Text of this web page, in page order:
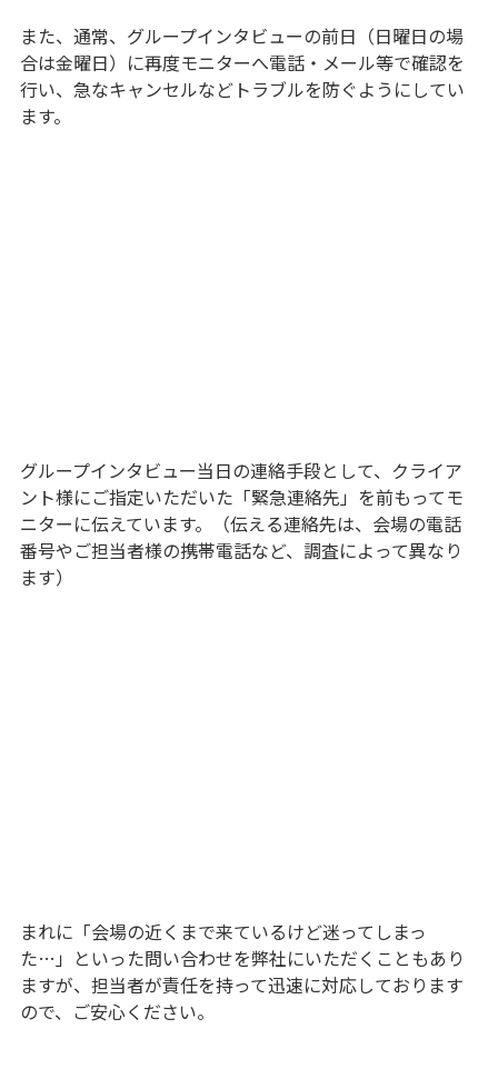
また、通常、グループインタビューの前日（日曜日の場
合は金曜日）に再度モニターへ電話・メール等で確認を
行い、急なキャンセルなどトラブルを防ぐようにしてい
ます。
グループインタビュー当日の連絡手段として、クライア
ント様にご指定いただいた「緊急連絡先」を前もってモ
ニターに伝えています。（伝える連絡先は、会場の電話
番号やご担当者様の携帯電話など、調査によって異なり
ます）
まれに「会場の近くまで来ているけど迷ってしまっ
た…」といった問い合わせを弊社にいただくこともあり
ますが、担当者が責任を持って迅速に対応しております
ので、ご安心ください。